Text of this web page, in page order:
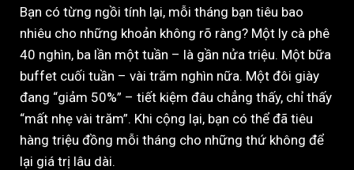
Bạn có từng ngồi tính lại, mỗi tháng bạn tiêu bao
nhiêu cho những khoản không rõ ràng? Một ly cà phê
40 nghìn, ba lần một tuần – là gần nửa triệu. Một bữa
buffet cuối tuần – vài trăm nghìn nữa. Một đôi giày
đang “giảm 50%” – tiết kiệm đâu chẳng thấy, chỉ thấy
“mất nhẹ vài trăm”. Khi cộng lại, bạn có thể đã tiêu
hàng triệu đồng mỗi tháng cho những thứ không để
lại giá trị lâu dài.